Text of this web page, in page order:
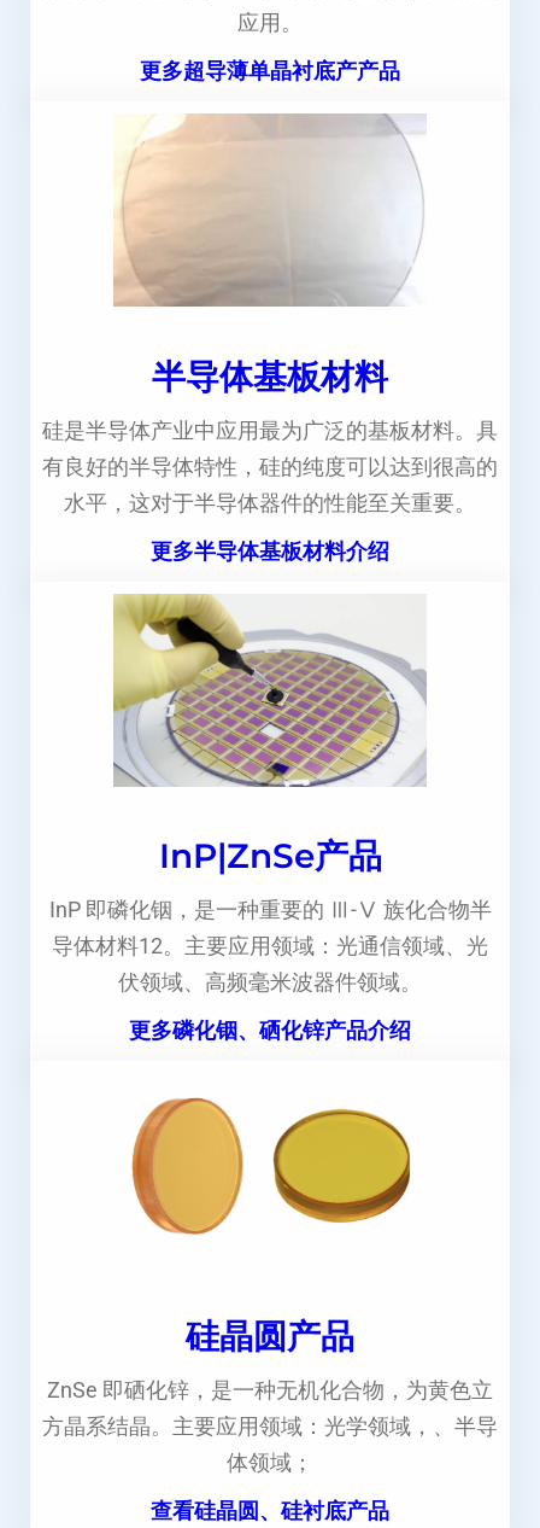
应用。
更多超导薄单晶衬底产产品
半导体基板材料
硅是半导体产业中应用最为广泛的基板材料。具
有良好的半导体特性，硅的纯度可以达到很高的
水平，这对于半导体器件的性能至关重要。
更多半导体基板材料介绍
InP|ZnSe产品
InP 即磷化铟，是一种重要的 Ⅲ-Ⅴ 族化合物半
导体材料12。主要应用领域：光通信领域、光
伏领域、高频毫米波器件领域。
更多磷化铟、硒化锌产品介绍
硅晶圆产品
ZnSe 即硒化锌，是一种无机化合物，为黄色立
方晶系结晶。主要应用领域：光学领域，、半导
体领域；
查看硅晶圆、硅衬底产品